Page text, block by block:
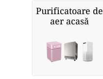
Purificatoare de
aer acasă